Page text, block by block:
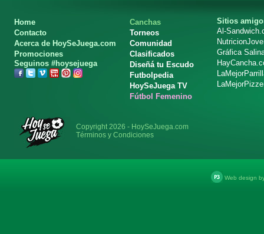
Home
Contacto
Acerca de HoySeJuega.com
Promociones
Seguinos #hoysejuega
Canchas
Torneos
Comunidad
Clasificados
Diseñá tu Escudo
Futbolpedia
HoySeJuega TV
Fútbol Femenino
Sitios
Al-
Gráfica
Copyright 2026 - HoySeJuega.com
Términos y Condiciones
Web design